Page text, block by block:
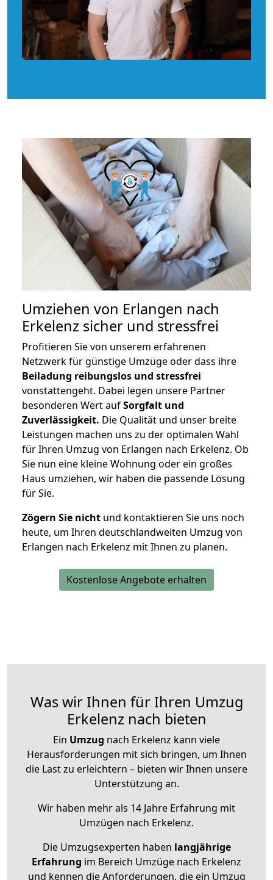
Umziehen von Erlangen nach
Erkelenz sicher und stressfrei
Profitieren Sie von unserem erfahrenen
Netzwerk für günstige Umzüge oder dass ihre
Beiladung reibungslos und stressfrei
vonstattengeht. Dabei legen unsere Partner
besonderen Wert aufSorgfalt und
Zuverlässigkeit. Die Qualität und unser breite
Leistungen machen uns zu der optimalen Wahl
für Ihren Umzug von Erlangen nach Erkelenz. Ob
Sie nun eine kleine Wohnung oder ein großes
Haus umziehen, wir haben die passende Lösung
für Sie.
Zögern Sie nicht und kontaktieren Sie uns noch
heute, um Ihren deutschlandweiten Umzug von
Erlangen nach Erkelenz mit Ihnen zu planen.
Kostenlose Angebote erhalten
Was wir Ihnen für Ihren Umzug
Erkelenz nach bieten
Ein Umzug nach Erkelenz kann viele
Herausforderungen mit sich bringen, um Ihnen
die Last zu erleichtern – bieten wir Ihnen unsere
Unterstützung an.
Wir haben mehr als 14 Jahre Erfahrung mit
Umzügen nach Erkelenz.
Die Umzugsexperten haben langjährige
Erfahrung im Bereich Umzüge nach Erkelenz
und kennen die Anforderungen, die ein Umzug